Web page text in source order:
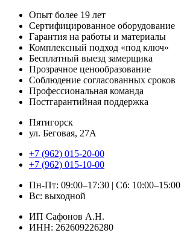
Опыт более 19 лет
Сертифицированное оборудование
Гарантия на работы и материалы
Комплексный подход «под ключ»
Бесплатный выезд замерщика
Прозрачное ценообразование
Соблюдение согласованных сроков
Профессиональная команда
Постгарантийная поддержка
Пятигорск
ул. Беговая, 27А
+7 (962) 015-20-00
+7 (962) 015-10-00
Пн-Пт: 09:00–17:30 | Сб: 10:00–15:00
Вс: выходной
ИП Сафонов А.Н.
ИНН: 262609226280